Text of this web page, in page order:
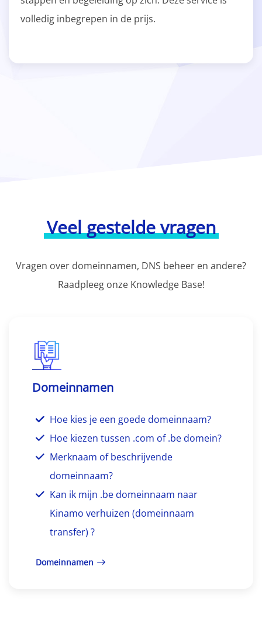
volledig inbegrepen in de prijs.
Veel gestelde vragen
Vragen over domeinnamen, DNS beheer en andere?
Raadpleeg onze Knowledge Base!
Domeinnamen
Hoe kies je een goede domeinnaam?
Hoe kiezen tussen .com of .be domein?
Merknaam of beschrijvende
domeinnaam?
Kan ik mijn .be domeinnaam naar
Kinamo verhuizen (domeinnaam
transfer) ?
Domeinnamen